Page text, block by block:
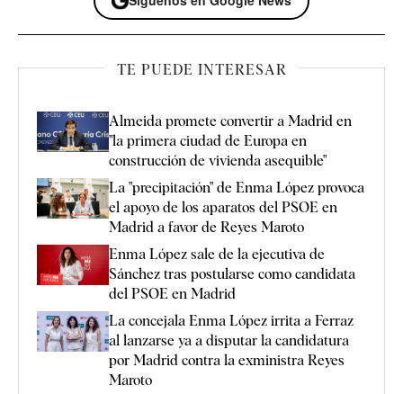
TE PUEDE INTERESAR
Almeida promete convertir a Madrid en
"la primera ciudad de Europa en
construcción de vivienda asequible"
La "precipitación" de Enma López provoca
el apoyo de los aparatos del PSOE en
Madrid a favor de Reyes Maroto
Enma López sale de la ejecutiva de
Sánchez tras postularse como candidata
del PSOE en Madrid
La concejala Enma López irrita a Ferraz
al lanzarse ya a disputar la candidatura
por Madrid contra la exministra Reyes
Maroto